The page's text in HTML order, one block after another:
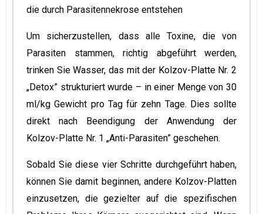
die durch Parasitennekrose entstehen
Um sicherzustellen, dass alle Toxine, die von
Parasiten stammen, richtig abgeführt werden,
trinken Sie Wasser, das mit der Kolzov-Platte Nr. 2
„Detox” strukturiert wurde – in einer Menge von 30
ml/kg Gewicht pro Tag für zehn Tage. Dies sollte
direkt nach Beendigung der Anwendung der
Kolzov-Platte Nr. 1 „Anti-Parasiten” geschehen.
Sobald Sie diese vier Schritte durchgeführt haben,
können Sie damit beginnen, andere Kolzov-Platten
einzusetzen, die gezielter auf die spezifischen